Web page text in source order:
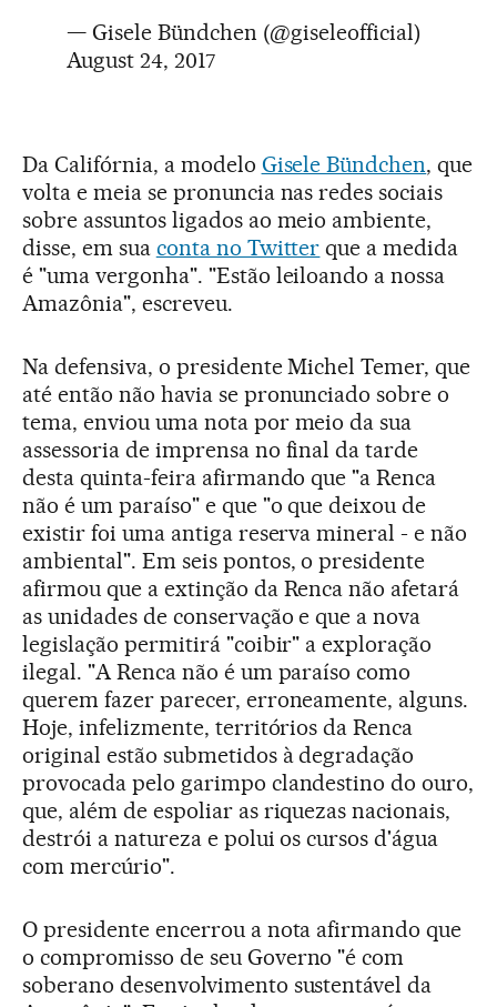
— Gisele Bündchen (@giseleofficial)
August 24, 2017
Da Califórnia, a modelo Gisele Bündchen, que
volta e meia se pronuncia nas redes sociais
sobre assuntos ligados ao meio ambiente,
disse, em sua conta no Twitter que a medida
é "uma vergonha". "Estão leiloando a nossa
Amazônia", escreveu.
Na defensiva, o presidente Michel Temer, que
até então não havia se pronunciado sobre o
tema, enviou uma nota por meio da sua
assessoria de imprensa no final da tarde
desta quinta-feira afirmando que "a Renca
não é um paraíso" e que "o que deixou de
existir foi uma antiga reserva mineral - e não
ambiental". Em seis pontos, o presidente
afirmou que a extinção da Renca não afetará
as unidades de conservação e que a nova
legislação permitirá "coibir" a exploração
ilegal. "A Renca não é um paraíso como
querem fazer parecer, erroneamente, alguns.
Hoje, infelizmente, territórios da Renca
original estão submetidos à degradação
provocada pelo garimpo clandestino do ouro,
que, além de espoliar as riquezas nacionais,
destrói a natureza e polui os cursos d'água
com mercúrio".
O presidente encerrou a nota afirmando que
o compromisso de seu Governo "é com
soberano desenvolvimento sustentável da